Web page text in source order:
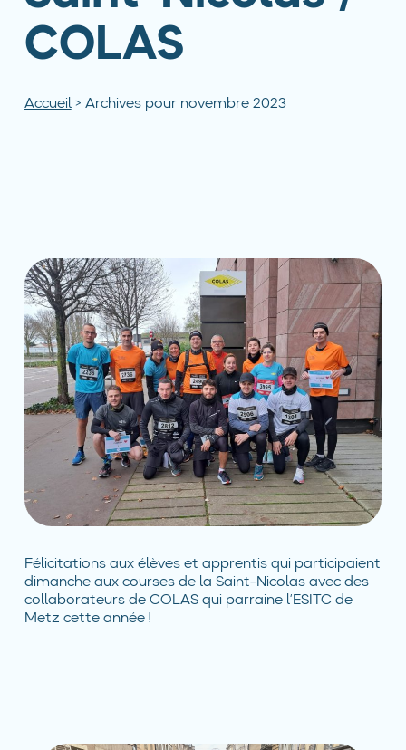
COLAS
Accueil> Archives pour novembre 2023
Félicitations aux élèves et apprentis qui participaient
dimanche aux courses de la Saint-Nicolas avec des
collaborateurs de COLAS qui parraine l’ESITC de
Metz cette année !